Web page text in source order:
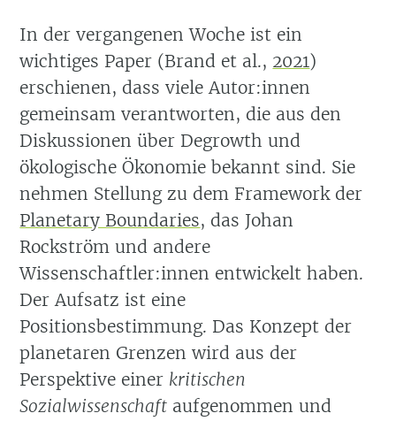
In der vergangenen Woche ist ein
wichtiges Paper (Brand et al., 2021)
erschienen, dass viele Autor:innen
gemeinsam verantworten, die aus den
Diskussionen über Degrowth und
ökologische Ökonomie bekannt sind. Sie
nehmen Stellung zu dem Framework der
Planetary Boundaries, das Johan
Rockström und andere
Wissenschaftler:innen entwickelt haben.
Der Aufsatz ist eine
Positionsbestimmung. Das Konzept der
planetaren Grenzen wird aus der
Perspektive einer kritischen
Sozialwissenschaft aufgenommen und